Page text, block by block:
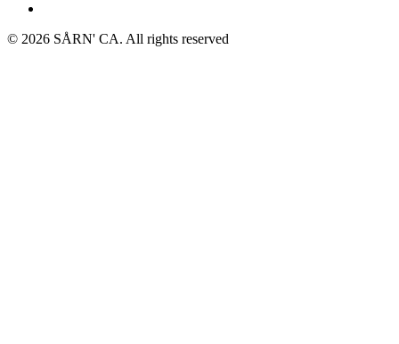
© 2026 SÅRN' CA. All rights reserved